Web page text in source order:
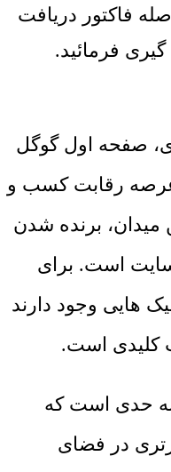
فاکتور دریافت
فرمائید.
صفحه اول گوگل
عرصه رقابت کسب و
برنده شدن
سایت است. برای
هایی وجود دارند
کلیدی است.
حدی است که
در فضای